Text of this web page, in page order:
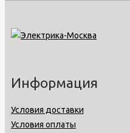
Информация
Условия доставки
Условия оплаты